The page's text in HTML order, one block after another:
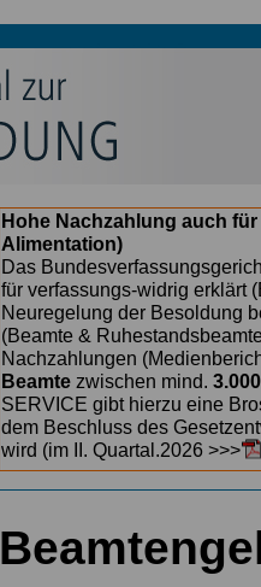
Hohe Nachzahlung auch
Alimentation)
Das
für verfassungs-widrig erklärt
Neuregelung der Besoldung
(Beamte &
Nachzahlungen
Beamte zwischen mind.
SERVICE gibt hierzu eine
dem Beschluss des
wird (im II. Quartal.2026 >>>